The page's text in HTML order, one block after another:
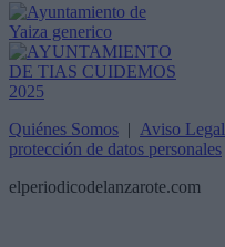
Quiénes Somos | Aviso Legal
protección de datos personales
elperiodicodelanzarote.com